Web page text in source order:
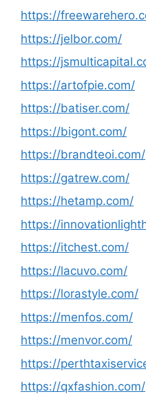
https://
https://jelbor.com/
https://
https://artofpie.com/
https://batiser.com/
https://bigont.com/
https://brandteoi.com/
https://gatrew.com/
https://hetamp.com/
https://
https://itchest.com/
https://lacuvo.com/
https://lorastyle.com/
https://menfos.com/
https://menvor.com/
https://
https://qxfashion.com/